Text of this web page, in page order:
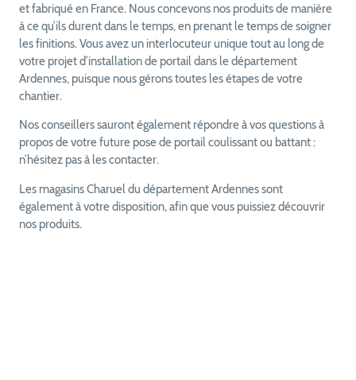
et fabriqué en France. Nous concevons nos produits de manière
à ce qu’ils durent dans le temps, en prenant le temps de soigner
les finitions. Vous avez un interlocuteur unique tout au long de
votre projet d’installation de portail dans le département
Ardennes, puisque nous gérons toutes les étapes de votre
chantier.
Nos conseillers sauront également répondre à vos questions à
propos de votre future pose de portail coulissant ou battant :
n’hésitez pas à les contacter.
Les magasins Charuel du département Ardennes sont
également à votre disposition, afin que vous puissiez découvrir
nos produits.